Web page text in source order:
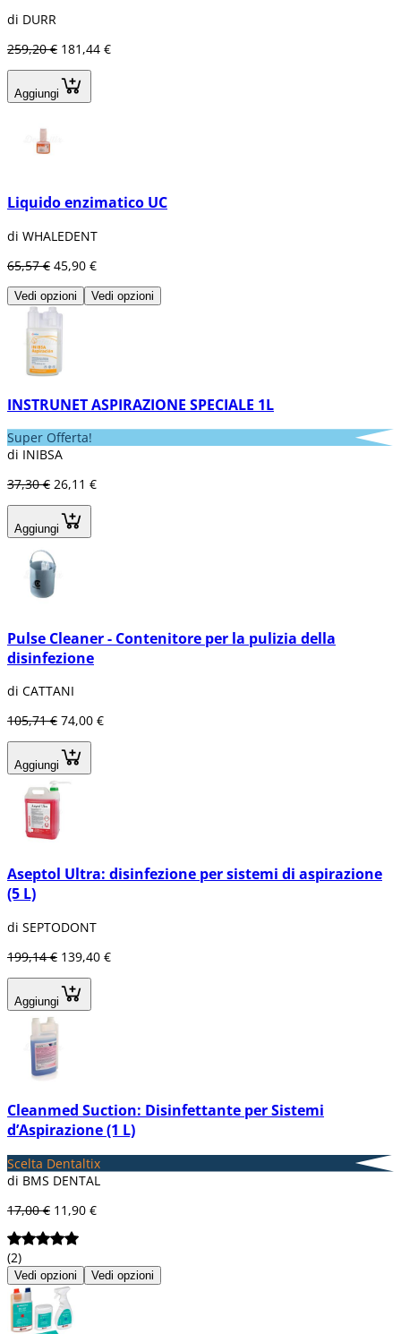
di DURR
259,20 € 181,44 €
Aggiungi
Liquido enzimatico UC
di WHALEDENT
65,57 € 45,90 €
Vedi opzioni Vedi opzioni
INSTRUNET ASPIRAZIONE SPECIALE 1L
Super Offerta!
di INIBSA
37,30 € 26,11 €
Aggiungi
Pulse Cleaner - Contenitore per la pulizia della
disinfezione
di CATTANI
105,71 € 74,00 €
Aggiungi
Aseptol Ultra: disinfezione per sistemi di aspirazione
(5 L)
di SEPTODONT
199,14 € 139,40 €
Aggiungi
Cleanmed Suction: Disinfettante per Sistemi
d’Aspirazione (1 L)
Scelta Dentaltix
di BMS DENTAL
17,00 € 11,90 €
(2)
Vedi opzioni Vedi opzioni